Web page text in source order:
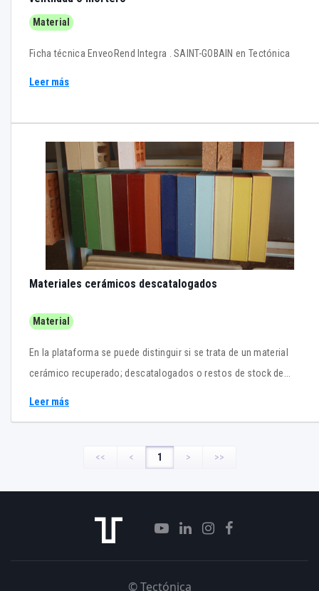
Material
Ficha técnica EnveoRend Integra . SAINT-GOBAIN en Tectónica
Leer más
Materiales cerámicos descatalogados
Material
En la plataforma se puede distinguir si se trata de un material
cerámico recuperado; descatalogados o restos de stock de
transformar nuestro modelo de sociedad en uno circular y
Leer más
<< < 1 > >>
© Tectónica